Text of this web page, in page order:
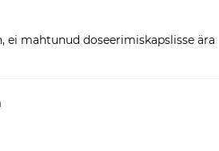
ei mahtunud doseerimiskapslisse ära